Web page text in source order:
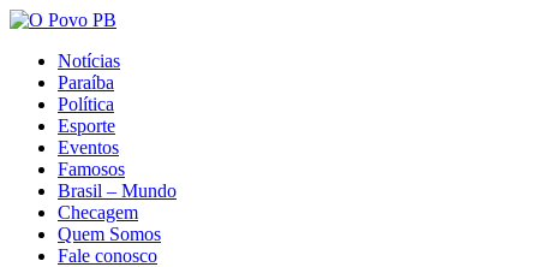
Notícias
Paraíba
Política
Esporte
Eventos
Famosos
Brasil – Mundo
Checagem
Quem Somos
Fale conosco